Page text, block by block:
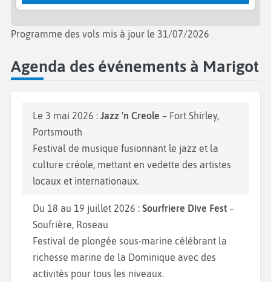
Programme des vols mis à jour le 31/07/2026
Agenda des événements à Marigot
Le 3 mai 2026 : Jazz 'n Creole – Fort Shirley,
Portsmouth
Festival de musique fusionnant le jazz et la
culture créole, mettant en vedette des artistes
locaux et internationaux.
Du 18 au 19 juillet 2026 : Sourfriere Dive Fest –
Soufrière, Roseau
Festival de plongée sous-marine célébrant la
richesse marine de la Dominique avec des
activités pour tous les niveaux.